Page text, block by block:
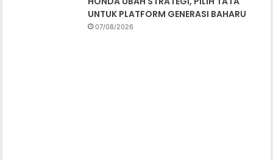
UNTUK PLATFORM GENERASI BAHARU
07/08/2026